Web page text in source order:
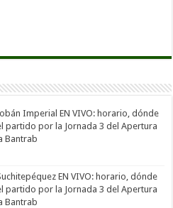
Imperial EN VIVO: horario, dónde
partido por la Jornada 3 del Apertura
Bantrab
EN VIVO: horario, dónde
partido por la Jornada 3 del Apertura
Bantrab